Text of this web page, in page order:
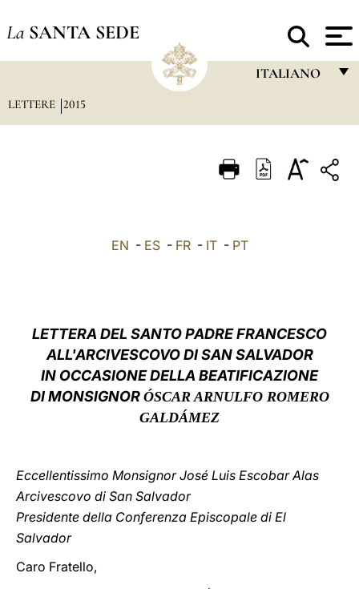
La SANTA SEDE
ITALIANO
ITALIANO
中文
LATINE
LETTERE 2015
EN - ES- FR- IT- PT
LETTERA DEL SANTO PADRE FRANCESCO
ALL'ARCIVESCOVO DI SAN SALVADOR
IN OCCASIONE DELLA BEATIFICAZIONE
DI MONSIGNOR ÓSCAR ARNULFO ROMERO
GALDÁMEZ
Eccellentissimo Monsignor José Luis Escobar Alas
Arcivescovo di San Salvador
Presidente della Conferenza Episcopale di El
Salvador
Caro Fratello,